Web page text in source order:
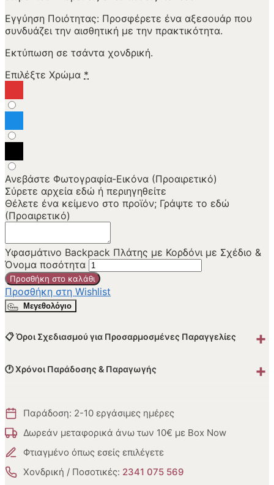
Εγγύηση Ποιότητας: Προσφέρετε ένα αξεσουάρ που
συνδυάζει την αισθητική με την πρακτικότητα.
Εκτύπωση σε τσάντα χονδρική.
Επιλέξτε Χρώμα *
Ανεβάστε Φωτογραφία-Εικόνα (Προαιρετικό)
Σύρετε αρχεία εδώ ή περιηγηθείτε
Θέλετε ένα κείμενο στο προϊόν; Γράψτε το εδώ
(Προαιρετικό)
Υφασμάτινο Backpack Πλάτης με Κορδόνι με Σχέδιο &
Όνομα ποσότητα
Προσθήκη στο καλάθι
Προσθήκη στη Wishlist
Μεγεθολόγιο
📋 Όροι Σχεδιασμού για Προσαρμοσμένες Παραγγελίες +
🕐 Χρόνοι Παράδοσης & Παραγωγής +
Παράδοση: 2-10 εργάσιμες ημέρες
Δωρεάν μεταφορικά άνω των 10€ με Box Now
Φτιαγμένο όπως εσείς επιλέγετε
Χονδρική / Ποσοτικές: 2341 075 569